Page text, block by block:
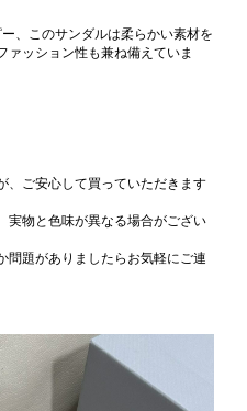
、このサンダルは柔らかい素材を
ァッション性も兼ね備えていま
、ご安心して買っていただきます
物と色味が異なる場合がござい
問題がありましたらお気軽にご連